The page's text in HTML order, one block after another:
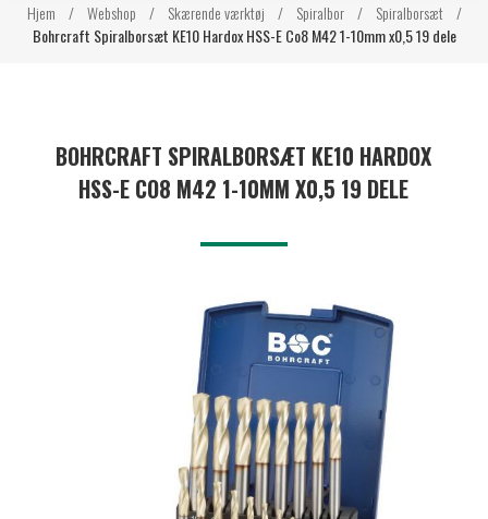
Hjem / Webshop / Skærende værktøj / Spiralbor / Spiralborsæt /
Bohrcraft Spiralborsæt KE10 Hardox HSS-E Co8 M42 1-10mm x0,5 19 dele
BOHRCRAFT SPIRALBORSÆT KE10 HARDOX
HSS-E CO8 M42 1-10MM X0,5 19 DELE